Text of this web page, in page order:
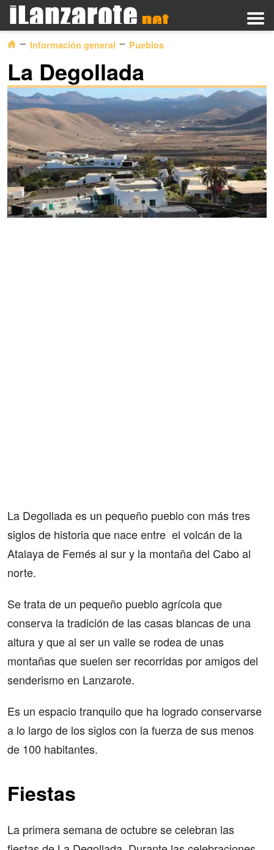
Información general Pueblos
La Degollada
La Degollada es un pequeño pueblo con más tres
siglos de historia que nace entre el volcán de la
Atalaya de Femés al sur y la montaña del Cabo al
norte.
Se trata de un pequeño pueblo agrícola que
conserva la tradición de las casas blancas de una
altura y que al ser un valle se rodea de unas
montañas que suelen ser recorridas por amigos del
senderismo en Lanzarote.
Es un espacio tranquilo que ha logrado conservarse
a lo largo de los siglos con la fuerza de sus menos
de 100 habitantes.
Fiestas
La primera semana de octubre se celebran las